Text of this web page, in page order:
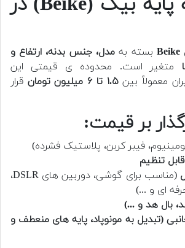
Beike بسته به مدل، جنس بدنه، ارتفاع و
متغیر است. محدوده ی قیمتی این
معمولاً بین۱.۵ تا ۶ میلیون تومان
قرار
بر قیمت:
فیبر کربن، پلاستیک فشرده)
تنظیم
(مناسب برای گوشی، دوربین های DSLR،
ای و ...)
بال هد و ...)
(تبدیل به مونوپاد، پایه های منعطف و